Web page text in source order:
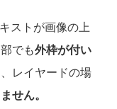
ストが画像の上
でも外枠が付い
、レイヤードの場
せん。